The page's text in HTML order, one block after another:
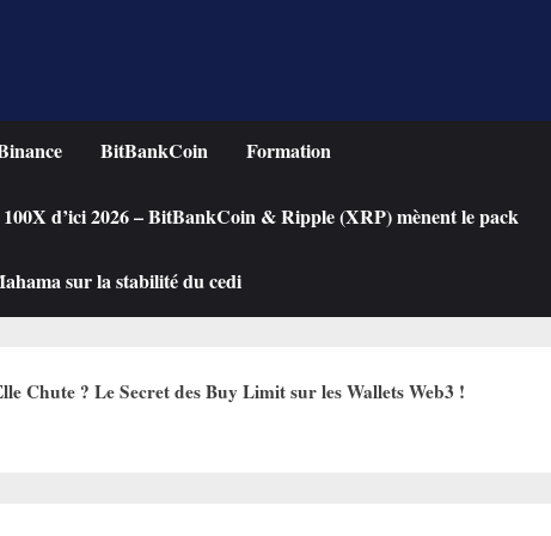
BitBankCoin Formation
d’ici 2026 – BitBankCoin & Ripple (XRP) mènent le pack
sur la stabilité du cedi
Chute ? Le Secret des Buy Limit sur les Wallets Web3 !